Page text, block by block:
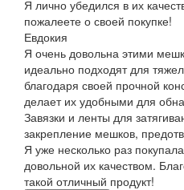
Я лично убедился в их
пожалеете о своей покупке!
Евдокия
Я очень довольна этими
идеально подходят для
благодаря своей прочной
делает их удобными для
Завязки и ленты для
закрепление мешков,
Я уже несколько раз
довольной их качеством.
такой отличный продукт!